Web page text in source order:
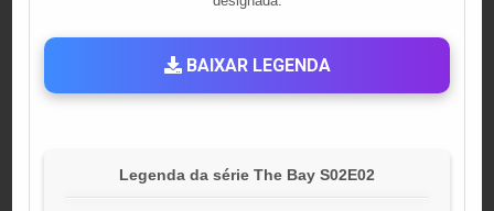
BAIXAR LEGENDA
Legenda da série The Bay S02E02